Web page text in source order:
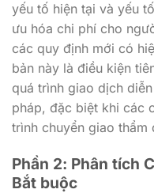
yếu tố hiện tại và yếu
ưu hóa chi phí cho
các quy định mới có
bản này là điều kiện
quá trình giao dịch
pháp, đặc biệt khi các
trình chuyển giao thẩm
Phần 2: Phân tích
Bắt buộc